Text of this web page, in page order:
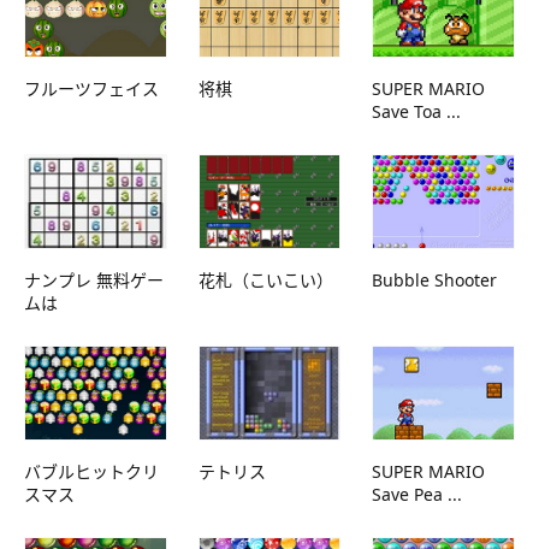
フルーツフェイス 将棋
SUPER MARIO
Save Toa ...
ナンプレ 無料ゲー
ムは
花札（こいこい） Bubble Shooter
バブルヒットクリ
スマス
テトリス
SUPER MARIO
Save Pea ...